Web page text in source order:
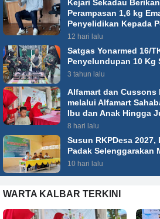
Kejari Sekadau
Perampasan 1,6 kg
Penyelidikan Kepada
12 hari lalu
Satgas Yonarmed 16/
Penyelundupan 10 Kg
3 tahun lalu
Alfamart dan Cussons
melalui Alfamart
Ibu dan Anak Hingga
8 hari lalu
Susun RKPDesa 2027,
Padak Selenggarakan
10 hari lalu
WARTA KALBAR TERKINI